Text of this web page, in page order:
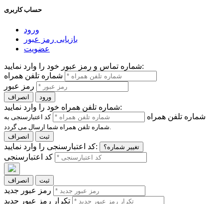
حساب کاربری
ورود
بازیابی رمز عبور
عضویت
شماره تماس و رمز عبور خود را وارد نمایید:
شماره تلفن همراه
رمز عبور
انصراف ورود
شماره تلفن همراه خود را وارد نمایید:
شماره تلفن همراه
کد اعتبارسنجی به
انصراف
ثبت
کد اعتبارسنجی را وارد نمایید: تغییر شماره؟
کد اعتبارسنجی
انصراف ثبت
رمز عبور جدید
تکرار رمز عبور جدید